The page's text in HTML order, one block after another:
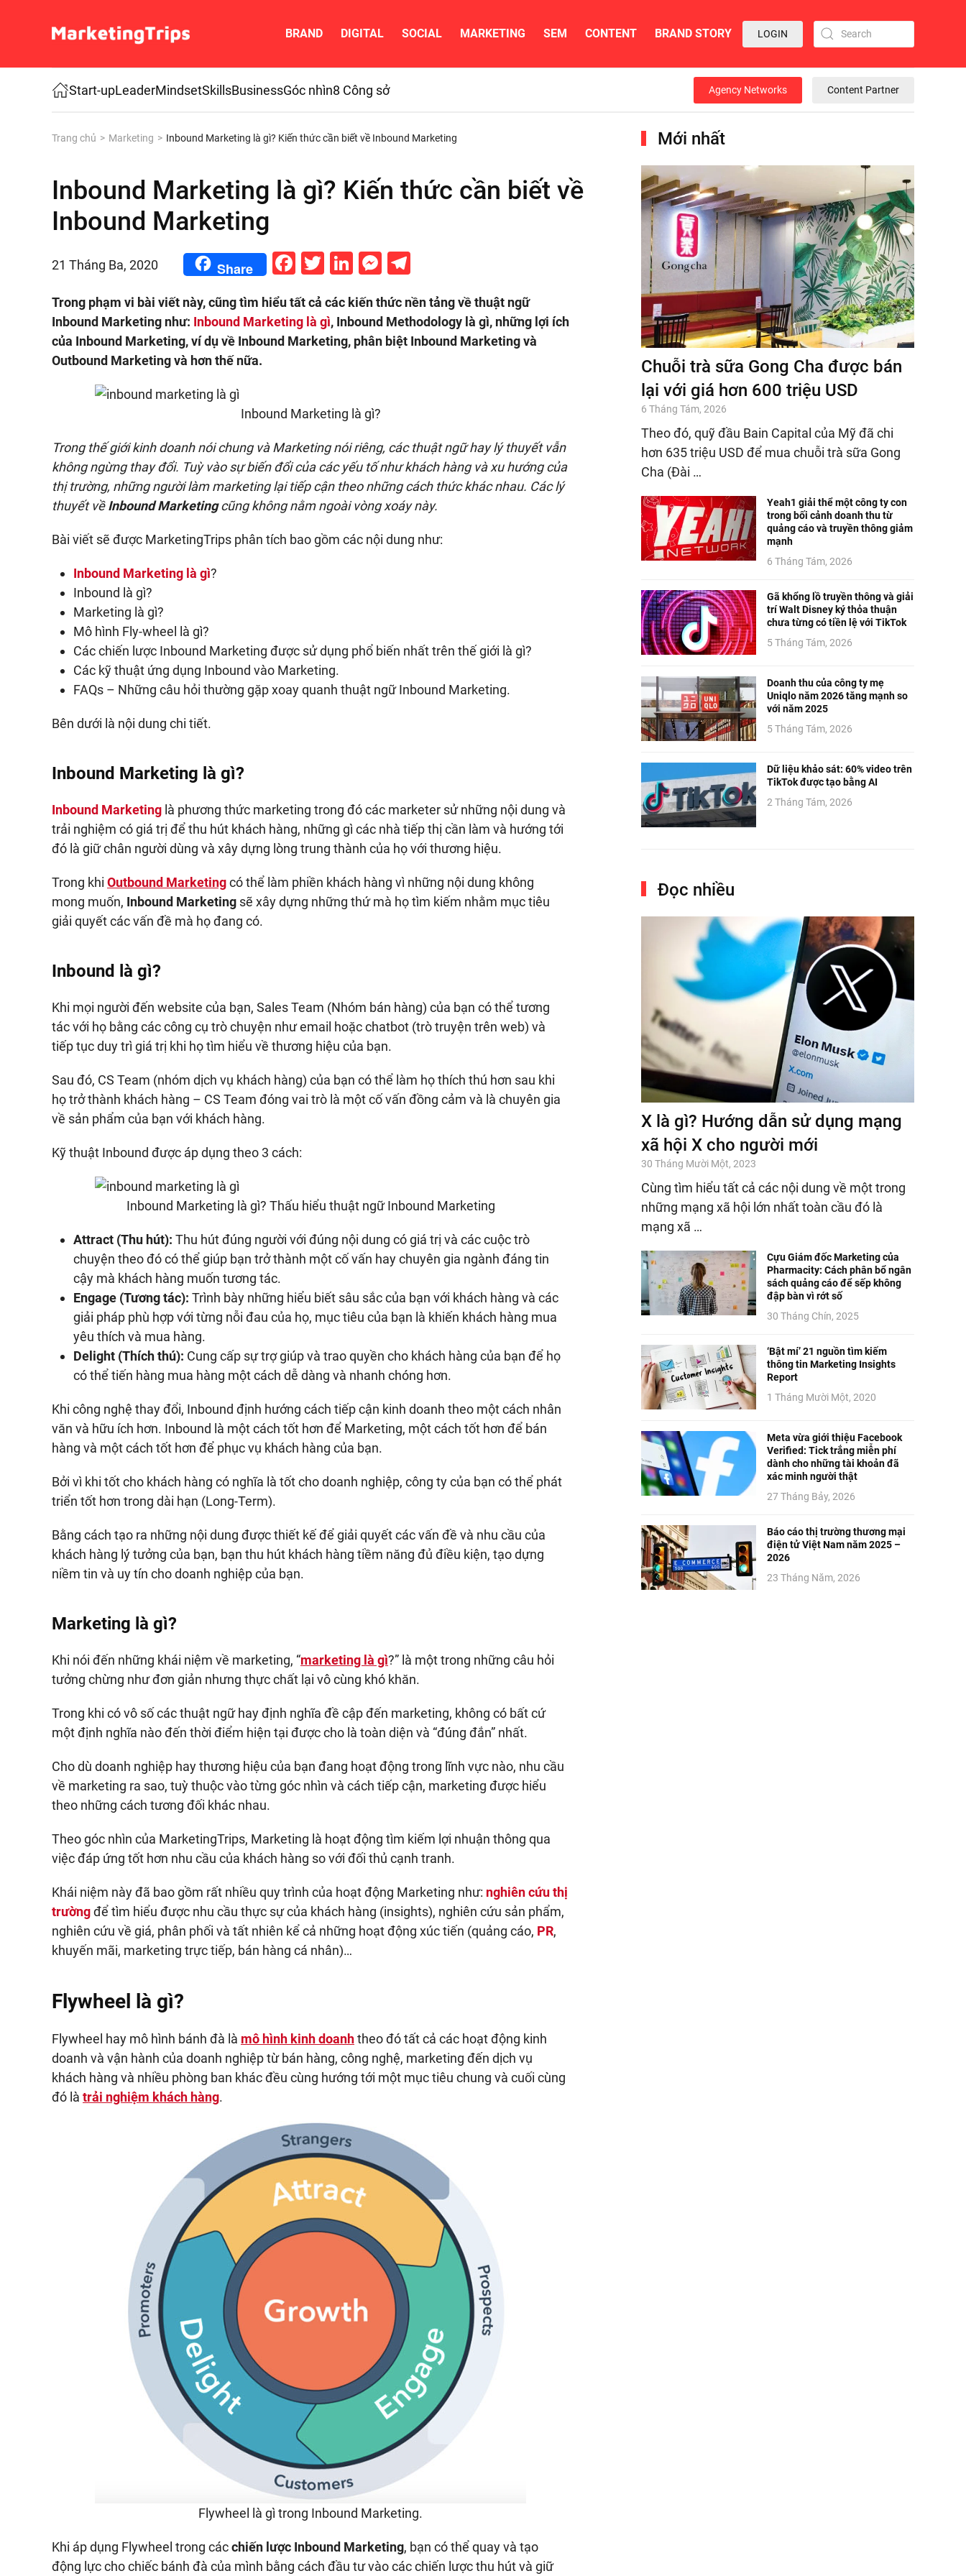
Skip to main content
BRAND DIGITAL SOCIAL MARKETING SEM CONTENT BRAND STORY LOGIN
Start-upLeaderMindsetSkillsBusinessGóc nhìn8 Công sở Agency Networks Content Partner
Trang chủ Marketing Inbound Marketing là gì? Kiến thức cần biết về Inbound Marketing
Inbound Marketing là gì? Kiến thức cần biết về
Inbound Marketing
21 Tháng Ba, 2020 Share Facebook
Twitter
LinkedIn
Messenger
Telegram
Trong phạm vi bài viết này, cũng tìm hiểu tất cả các kiến thức nền tảng về thuật ngữ
Inbound Marketing như: Inbound Marketing là gì, Inbound Methodology là gì, những lợi ích
của Inbound Marketing, ví dụ về Inbound Marketing, phân biệt Inbound Marketing và
Outbound Marketing và hơn thế nữa.
Inbound Marketing là gì?
Trong thế giới kinh doanh nói chung và Marketing nói riêng, các thuật ngữ hay lý thuyết vẫn
không ngừng thay đổi. Tuỳ vào sự biến đổi của các yếu tố như khách hàng và xu hướng của
thị trường, những người làm marketing lại tiếp cận theo những cách thức khác nhau. Các lý
thuyết vềInbound Marketingcũng không nằm ngoài vòng xoáy này.
Bài viết sẽ được MarketingTrips phân tích bao gồm các nội dung như:
Inbound Marketing là gì?
Inbound là gì?
Marketing là gì?
Mô hình Fly-wheel là gì?
Các chiến lược Inbound Marketing được sử dụng phổ biến nhất trên thế giới là gì?
Các kỹ thuật ứng dụng Inbound vào Marketing.
FAQs – Những câu hỏi thường gặp xoay quanh thuật ngữ Inbound Marketing.
Bên dưới là nội dung chi tiết.
Inbound Marketing là gì?
Inbound Marketing là phương thức marketing trong đó các marketer sử những nội dung và
trải nghiệm có giá trị để thu hút khách hàng, những gì các nhà tiếp thị cần làm và hướng tới
đó là giữ chân người dùng và xây dựng lòng trung thành của họ với thương hiệu.
Trong khi Outbound Marketingcó thể làm phiền khách hàng vì những nội dung không
mong muốn, Inbound Marketing sẽ xây dựng những thứ mà họ tìm kiếm nhằm mục tiêu
giải quyết các vấn đề mà họ đang có.
Inbound là gì?
Khi mọi người đến website của bạn, Sales Team (Nhóm bán hàng) của bạn có thể tương
tác với họ bằng các công cụ trò chuyện như email hoặc chatbot (trò truyện trên web) và
tiếp tục duy trì giá trị khi họ tìm hiểu về thương hiệu của bạn.
Sau đó, CS Team (nhóm dịch vụ khách hàng) của bạn có thể làm họ thích thú hơn sau khi
họ trở thành khách hàng – CS Team đóng vai trò là một cố vấn đồng cảm và là chuyên gia
về sản phẩm của bạn với khách hàng.
Kỹ thuật Inbound được áp dụng theo 3 cách:
Inbound Marketing là gì? Thấu hiểu thuật ngữ Inbound Marketing
Attract (Thu hút): Thu hút đúng người với đúng nội dung có giá trị và các cuộc trò
chuyện theo đó có thể giúp bạn trở thành một cố vấn hay chuyên gia ngành đáng tin
cậy mà khách hàng muốn tương tác.
Engage (Tương tác): Trình bày những hiểu biết sâu sắc của bạn với khách hàng và các
giải pháp phù hợp với từng nỗi đau của họ, mục tiêu của bạn là khiến khách hàng mua
yêu thích và mua hàng.
Delight (Thích thú): Cung cấp sự trợ giúp và trao quyền cho khách hàng của bạn để họ
có thể tiến hàng mua hàng một cách dễ dàng và nhanh chóng hơn.
Khi công nghệ thay đổi, Inbound định hướng cách tiếp cận kinh doanh theo một cách nhân
văn và hữu ích hơn. Inbound là một cách tốt hơn để Marketing, một cách tốt hơn để bán
hàng và một cách tốt hơn để phục vụ khách hàng của bạn.
Bởi vì khi tốt cho khách hàng có nghĩa là tốt cho doanh nghiệp, công ty của bạn có thể phát
triển tốt hơn trong dài hạn (Long-Term).
Bằng cách tạo ra những nội dung được thiết kế để giải quyết các vấn đề và nhu cầu của
khách hàng lý tưởng của bạn, bạn thu hút khách hàng tiềm năng đủ điều kiện, tạo dựng
niềm tin và uy tín cho doanh nghiệp của bạn.
Marketing là gì?
Khi nói đến những khái niệm về marketing, “marketing là gì?” là một trong những câu hỏi
tưởng chừng như đơn giản nhưng thực chất lại vô cùng khó khăn.
Trong khi có vô số các thuật ngữ hay định nghĩa đề cập đến marketing, không có bất cứ
một định nghĩa nào đến thời điểm hiện tại được cho là toàn diện và “đúng đắn” nhất.
Cho dù doanh nghiệp hay thương hiệu của bạn đang hoạt động trong lĩnh vực nào, nhu cầu
về marketing ra sao, tuỳ thuộc vào từng góc nhìn và cách tiếp cận, marketing được hiểu
theo những cách tương đối khác nhau.
Theo góc nhìn của MarketingTrips, Marketing là hoạt động tìm kiếm lợi nhuận thông qua
việc đáp ứng tốt hơn nhu cầu của khách hàng so với đối thủ cạnh tranh.
Khái niệm này đã bao gồm rất nhiều quy trình của hoạt động Marketing như: nghiên cứu thị
trườngđể tìm hiểu được nhu cầu thực sự của khách hàng (insights), nghiên cứu sản phẩm,
nghiên cứu về giá, phân phối và tất nhiên kể cả những hoạt động xúc tiến (quảng cáo, PR,
khuyến mãi, marketing trực tiếp, bán hàng cá nhân)…
Flywheel là gì?
Flywheel hay mô hình bánh đà là mô hình kinh doanhtheo đó tất cả các hoạt động kinh
doanh và vận hành của doanh nghiệp từ bán hàng, công nghệ, marketing đến dịch vụ
khách hàng và nhiều phòng ban khác đều cùng hướng tới một mục tiêu chung và cuối cùng
đó là trải nghiệm khách hàng.
Flywheel là gì trong Inbound Marketing.
Khi áp dụng Flywheel trong cácchiến lược Inbound Marketing, bạn có thể quay và tạo
động lực cho chiếc bánh đà của mình bằng cách đầu tư vào các chiến lược thu hút và giữ
Mới nhất
Chuỗi trà sữa Gong Cha được bán
lại với giá hơn 600 triệu USD
6 Tháng Tám, 2026
Theo đó, quỹ đầu Bain Capital của Mỹ đã chi
hơn 635 triệu USD để mua chuỗi trà sữa Gong
Cha (Đài …
Yeah1 giải thể một công ty con
trong bối cảnh doanh thu từ
quảng cáo và truyền thông giảm
mạnh
6 Tháng Tám, 2026
Gã khổng lồ truyền thông và giải
trí Walt Disney ký thỏa thuận
chưa từng có tiền lệ với TikTok
5 Tháng Tám, 2026
Doanh thu của công ty mẹ
Uniqlo năm 2026 tăng mạnh so
với năm 2025
5 Tháng Tám, 2026
Dữ liệu khảo sát: 60% video trên
TikTok được tạo bằng AI
2 Tháng Tám, 2026
Đọc nhiều
X là gì? Hướng dẫn sử dụng mạng
xã hội X cho người mới
30 Tháng Mười Một, 2023
Cùng tìm hiểu tất cả các nội dung về một trong
những mạng xã hội lớn nhất toàn cầu đó là
mạng xã …
Cựu Giám đốc Marketing của
Pharmacity: Cách phân bổ ngân
sách quảng cáo để sếp không
đập bàn vì rớt số
30 Tháng Chín, 2025
‘Bật mí’ 21 nguồn tìm kiếm
thông tin Marketing Insights
Report
1 Tháng Mười Một, 2020
Meta vừa giới thiệu Facebook
Verified: Tick trắng miễn phí
dành cho những tài khoản đã
xác minh người thật
27 Tháng Bảy, 2026
Báo cáo thị trường thương mại
điện tử Việt Nam năm 2025 –
2026
23 Tháng Năm, 2026